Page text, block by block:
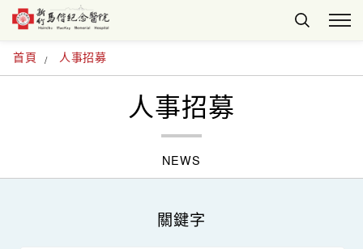
首頁 人事招募
人事招募
NEWS
關鍵字